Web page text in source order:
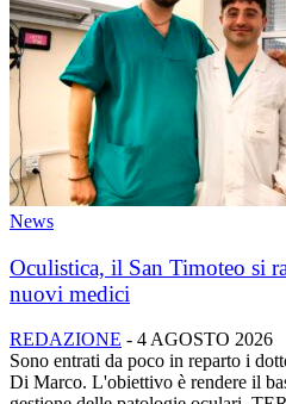
News
Oculistica, il San Timoteo si
nuovi medici
REDAZIONE - 4 AGOSTO 2026
Sono entrati da poco in reparto i
Di Marco. L'obiettivo è rendere il